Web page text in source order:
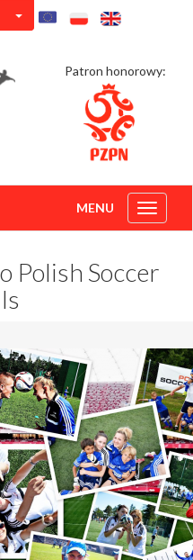
Patron honorowy:
Toggle
MENU
Polish Soccer